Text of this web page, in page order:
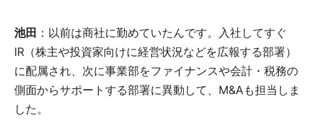
池田 ：以前は商社に勤めていたんです。入社してすぐ
IR（株主や投資家向けに経営状況などを広報する部署）
に配属され、次に事業部をファイナンスや会計・税務の
側面からサポートする部署に異動して、M&Aも担当しま
した。